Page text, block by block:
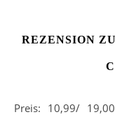
REZENSION
Preis: 10,99/ 19,00 Länge: 507 Seiten Erschienen: 21.